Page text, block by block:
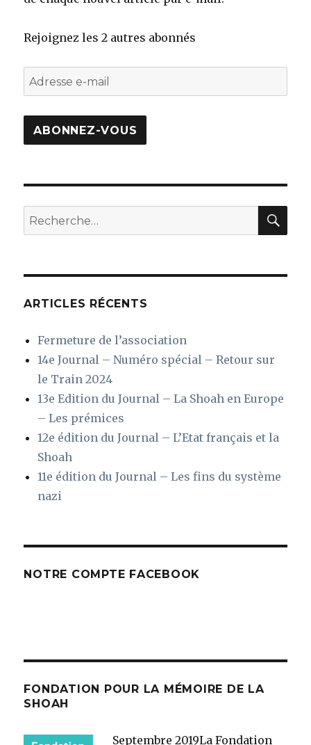
Rejoignez les 2 autres abonnés
Adresse
e-
mail
ABONNEZ-VOUS
Recherche
pour
ARTICLES RÉCENTS
Fermeture de l’association
14e Journal – Numéro spécial – Retour sur
le Train 2024
13e Edition du Journal – La Shoah en Europe
– Les prémices
12e édition du Journal – L’Etat français et la
Shoah
11e édition du Journal – Les fins du système
nazi
NOTRE COMPTE FACEBOOK
FONDATION POUR LA MÉMOIRE DE LA
SHOAH
Septembre 2019La Fondation